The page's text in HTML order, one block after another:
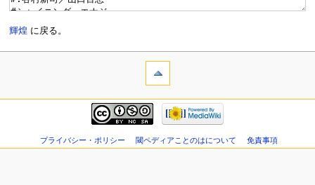
輝煌に戻る。
プライバシー・ポリシー 閾ペディアことのはについて 免責事項